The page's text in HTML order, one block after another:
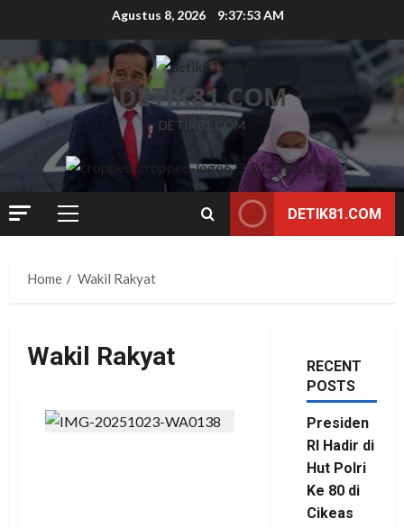
content
Agustus 8, 2026 9:37:53 AM
DETIK81.COM
DETIK81.COM
Primary
DETIK81.COM
Home Wakil Rakyat
Wakil Rakyat
RECENT
POSTS
Presiden
RI Hadir di
Hut Polri
Ke 80 di
Cikeas